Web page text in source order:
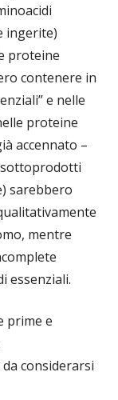
ingerite)
proteine
contenere in
e nelle
proteine
accennato –
sottoprodotti
sarebbero
mentre
essenziali.
prime e
considerarsi